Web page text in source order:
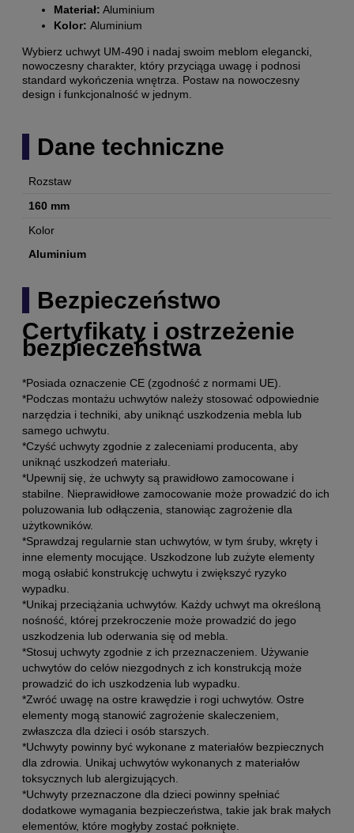
Materiał: Aluminium
Kolor: Aluminium
Wybierz uchwyt UM-490 i nadaj swoim meblom elegancki,
nowoczesny charakter, który przyciąga uwagę i podnosi
standard wykończenia wnętrza. Postaw na nowoczesny
design i funkcjonalność w jednym.
Dane techniczne
Rozstaw
160 mm
Kolor
Aluminium
Bezpieczeństwo
Certyfikaty i ostrzeżenie
bezpieczeństwa
*Posiada oznaczenie CE (zgodność z normami UE).
*Podczas montażu uchwytów należy stosować odpowiednie
narzędzia i techniki, aby uniknąć uszkodzenia mebla lub
samego uchwytu.
*Czyść uchwyty zgodnie z zaleceniami producenta, aby
uniknąć uszkodzeń materiału.
*Upewnij się, że uchwyty są prawidłowo zamocowane i
stabilne. Nieprawidłowe zamocowanie może prowadzić do ich
poluzowania lub odłączenia, stanowiąc zagrożenie dla
użytkowników.
*Sprawdzaj regularnie stan uchwytów, w tym śruby, wkręty i
inne elementy mocujące. Uszkodzone lub zużyte elementy
mogą osłabić konstrukcję uchwytu i zwiększyć ryzyko
wypadku.
*Unikaj przeciążania uchwytów. Każdy uchwyt ma określoną
nośność, której przekroczenie może prowadzić do jego
uszkodzenia lub oderwania się od mebla.
*Stosuj uchwyty zgodnie z ich przeznaczeniem. Używanie
uchwytów do celów niezgodnych z ich konstrukcją może
prowadzić do ich uszkodzenia lub wypadku.
*Zwróć uwagę na ostre krawędzie i rogi uchwytów. Ostre
elementy mogą stanowić zagrożenie skaleczeniem,
zwłaszcza dla dzieci i osób starszych.
*Uchwyty powinny być wykonane z materiałów bezpiecznych
dla zdrowia. Unikaj uchwytów wykonanych z materiałów
toksycznych lub alergizujących.
*Uchwyty przeznaczone dla dzieci powinny spełniać
dodatkowe wymagania bezpieczeństwa, takie jak brak małych
elementów, które mogłyby zostać połknięte.